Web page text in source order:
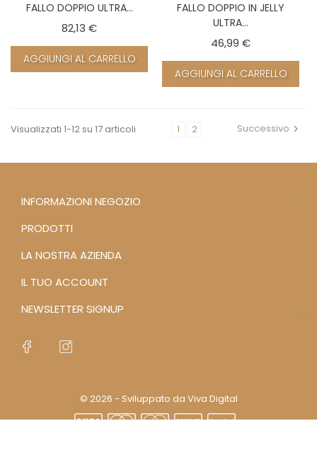
FALLO DOPPIO ULTRA...
82,13 €Prezzo
AGGIUNGI AL CARRELLO
FALLO DOPPIO IN JELLY
ULTRA...
46,99 €Prezzo
AGGIUNGI AL CARRELLO
Visualizzati 1-12 su 17 articoli 1 2 Successivo
INFORMAZIONI NEGOZIO
PRODOTTI
LA NOSTRA AZIENDA
IL TUO ACCOUNT
NEWSLETTER SIGNUP
© 2026 - Sviluppato da Viva Digital